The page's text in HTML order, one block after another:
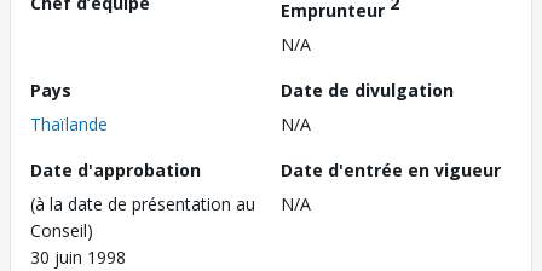
Emprunteur
N/A
Pays
Thaïlande
Date de divulgation
N/A
Date d'approbation
(à la date de présentation au
Conseil)
30 juin 1998
Date d'entrée en vigueur
N/A